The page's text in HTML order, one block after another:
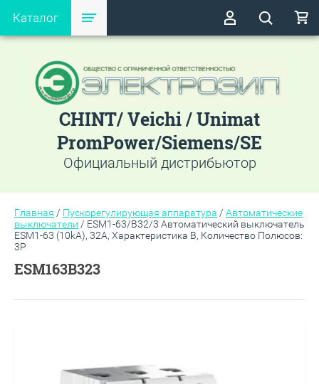
Каталог
CHINT/ Veichi / Unimat
PromPower/Siemens/SE
Официальный дистрибьютор
Главная / Пускорегулирующая аппаратура / Автоматические
выключатели / ESM1-63/B32/3 Автоматический выключатель
ESM1-63 (10kA), 32A, Характеристика B, Количество Полюсов:
3P
ESM163B323